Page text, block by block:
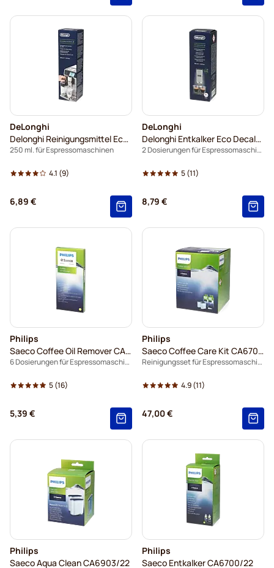
DeLonghi
Delonghi Reinigungsmittel Eco Multiclean DLSC550
250 ml. für Espressomaschinen
4.1 (9)
6,89 €
DeLonghi
Delonghi Entkalker Eco Decalk DLSC202
2 Dosierungen für Espressomaschinen
5(11)
8,79 €
Philips
Saeco Coffee Oil Remover CA6704/10
6 Dosierungen für Espressomaschinen
5(16)
5,39 €
Philips
Saeco Coffee Care Kit CA6707/10
Reinigungsset für Espressomaschinen
4.9(11)
47,00 €
Philips
Saeco Aqua Clean CA6903/22
Philips
Saeco Entkalker CA6700/22